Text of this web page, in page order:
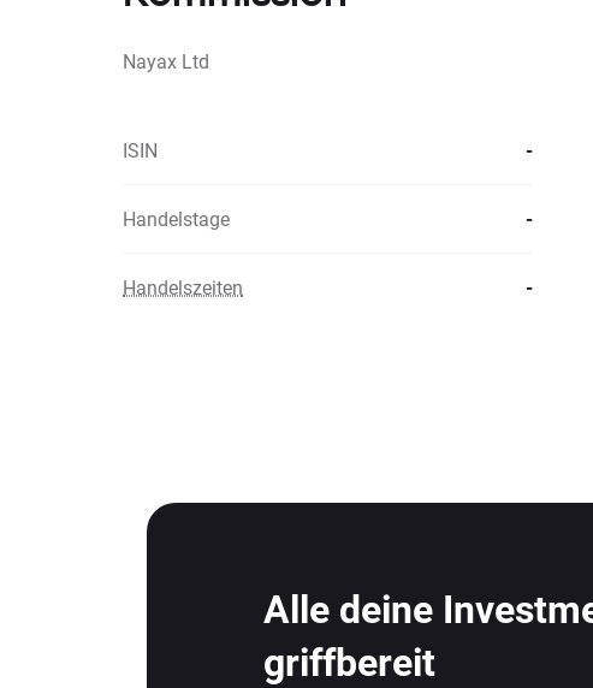
Nayax Ltd
ISIN -
Handelstage -
Handelszeiten -
Alle deine
griffbereit